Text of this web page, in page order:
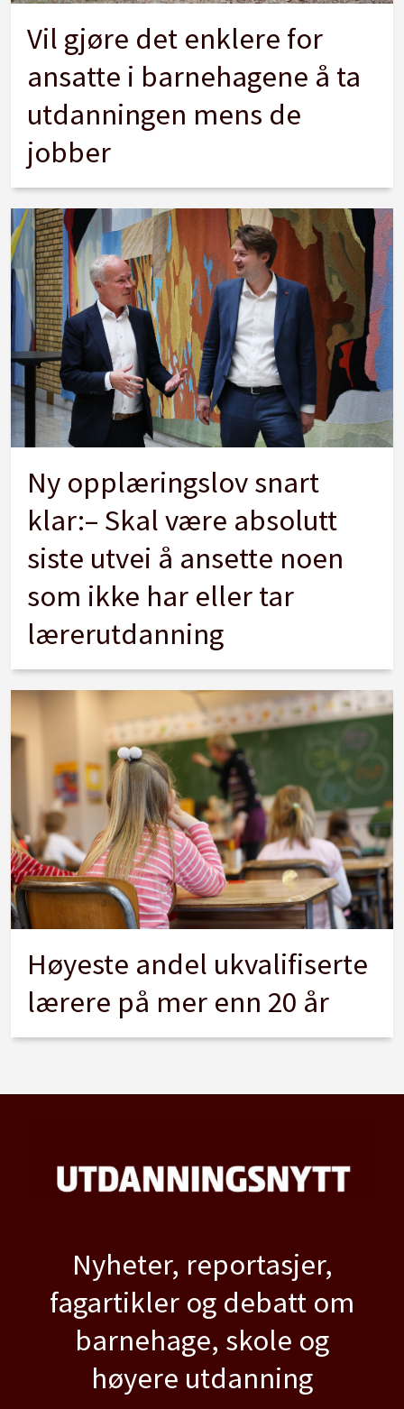
Vil gjøre det enklere for
ansatte i barnehagene å ta
utdanningen mens de
jobber
Ny opplæringslov snart
klar:– Skal være absolutt
siste utvei å ansette noen
som ikke har eller tar
lærerutdanning
Høyeste andel ukvalifiserte
lærere på mer enn 20 år
Nyheter, reportasjer,
fagartikler og debatt om
barnehage, skole og
høyere utdanning